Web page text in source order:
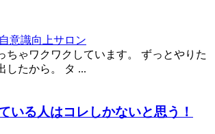
自意識向上サロン
ちゃワクワクしています。 ずっとやりた
したから。 タ ...
いる人はコレしかないと思う！